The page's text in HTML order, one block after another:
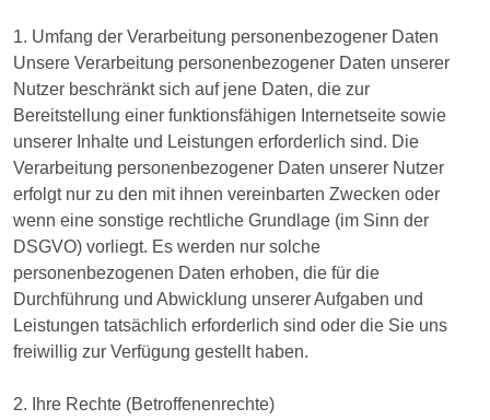
1. Umfang der Verarbeitung personenbezogener Daten
Unsere Verarbeitung personenbezogener Daten unserer
Nutzer beschränkt sich auf jene Daten, die zur
Bereitstellung einer funktionsfähigen Internetseite sowie
unserer Inhalte und Leistungen erforderlich sind. Die
Verarbeitung personenbezogener Daten unserer Nutzer
erfolgt nur zu den mit ihnen vereinbarten Zwecken oder
wenn eine sonstige rechtliche Grundlage (im Sinn der
DSGVO) vorliegt. Es werden nur solche
personenbezogenen Daten erhoben, die für die
Durchführung und Abwicklung unserer Aufgaben und
Leistungen tatsächlich erforderlich sind oder die Sie uns
freiwillig zur Verfügung gestellt haben.
2. Ihre Rechte (Betroffenenrechte)